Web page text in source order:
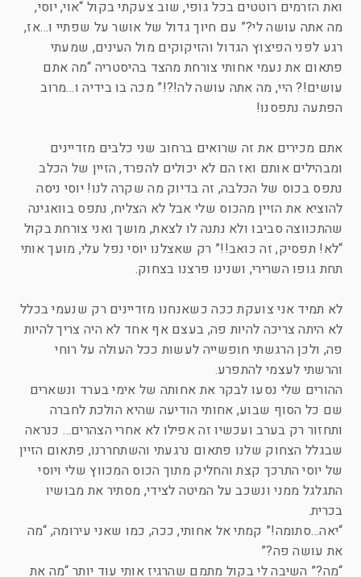
ואת הזרמים רוטטים בכל גופי, שוב צעקתי בקול “אוי, יוסי,
מה אתה עושה לי?” עם חיוך גדול של אושר על שפתיי ו…אז,
רגע לפני הפיצוץ הגדול והזיקוקים מול העינים, שמעתי
פתאום את נעמי אחותי צורחת מהצד בהיסטריה “מה אתם
עושים!? היי, מה אתה עושה לה!?!” מכה בו בידיה ו…מרוב
הפתעה נתפסנו!
אתם מכירים את זה שרואים ברחוב שני כלבים מזדיינים
ומבהילים אותם ואז הם לא יכולים להפרד, הזיין של הכלב
נתפס בכוס של הכלבה, זה בדיוק מה שקרה לנו! יוסי ניסה
להוציא את הזיין מהכוס שלי אבל לא הצליח, נתפס בוואגינה
שהתכווצה סביבו ולא נתנה לו לצאת, מושך ואני צורחת בקול
“לא! תפסיק, זה כואב!!” רק שאצלנו יוסי נפל עלי, מועך אותי
תחת גופו השרירי, ושנינו פרצנו בצחוק.
לא תמיד אני צועקת ככה כשאנחנו מזדיינים רק שנעמי בכלל
לא היתה צריכה להיות פה, בעצם אף אחד לא היה צריך להיות
פה, ולכן הרגשתי חופשייה לעשות ככל העולה על רוחי
והרשתי לעצמי להתפרע.
ההורים שלי נסעו לבקר את אחותה של אימי בערד ונשארים
שם כל הסוף שבוע, אחותי הודיעה שהיא הולכת לחברה
ותחזור רק בערב ועכשיו זה אפילו לא אחרי הצהרים… כנראה
שבגלל הצחוק שלנו פתאום נרגעתי והשתחררנו, פתאום הזיין
של יוסי התרכך קצת והחליק מתוך הכוס המכווץ שלי ויוסי
התגלגל ממני ונשכב על המיטה לצידי, מסתיר את מבושיו
בכרית.
“יאה…סתומה!” קמתי אל אחותי, ככה, כמו שאני עירומה, “מה
את עושה פה?”
“מה?” השיבה לי בקול מתמם שהרגיז אותי עוד יותר “מה את